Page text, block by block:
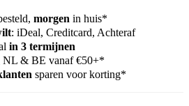
morgen in huis*
: iDeal, Creditcard, Achteraf
in 3 termijnen
NL & BE vanaf €50+*
sparen voor korting*